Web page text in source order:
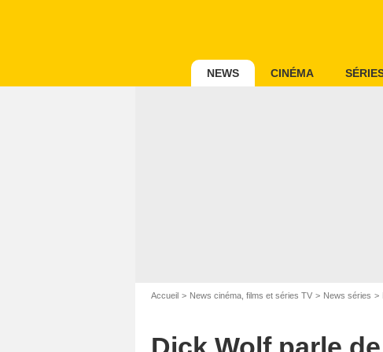
NEWS CINÉMA
Accueil News cinéma, films et séries TV News séries